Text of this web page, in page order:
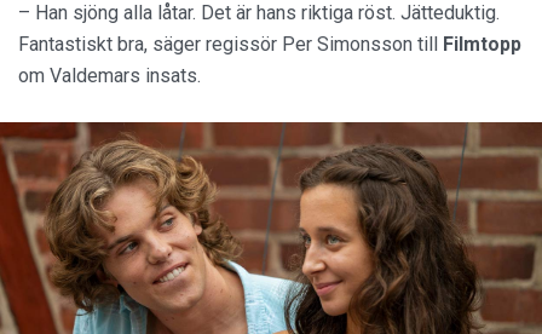
– Han sjöng alla låtar. Det är hans riktiga röst. Jätteduktig.
Fantastiskt bra, säger regissör Per Simonsson till
Filmtopp
om Valdemars insats.